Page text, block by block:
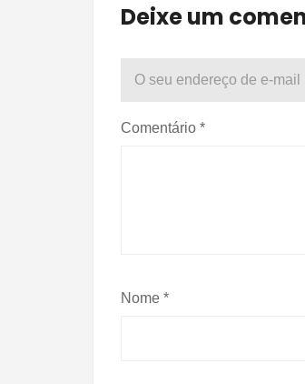
Deixe um
O seu endereço de e-
Comentário *
Nome *